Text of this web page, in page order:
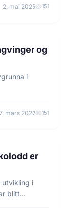
2. mai 2025 151
og
i
mars 2022 151
er
utvikling i
blitt…